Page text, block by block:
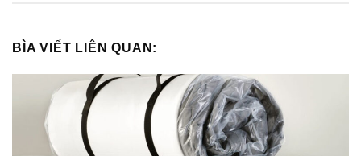
BÌA VIẾT LIÊN QUAN: